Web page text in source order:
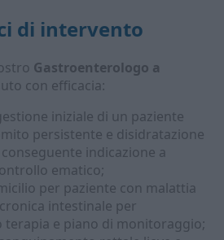
di intervento
Gastroenterologo a
con efficacia:
iniziale di un paziente
persistente e disidratazione
indicazione a
ematico;
per paziente con malattia
intestinale per
terapia e piano di monitoraggio;